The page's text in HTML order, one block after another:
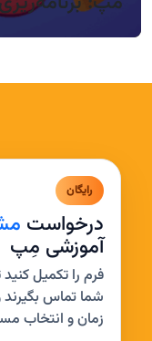
رایگان
درخواست
آموزشی مِپ
فرم را تکمیل
شما تماس بگیرند
زمان و انتخاب